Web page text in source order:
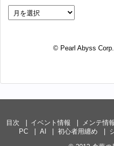
© Pearl Abyss
目次 イベント情報 メンテ情
PC
AI 初心者用纏め